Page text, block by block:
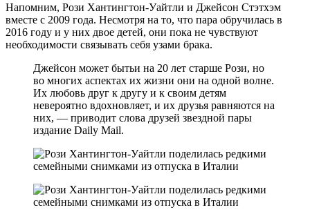
Напомним, Рози Хантингтон-Уайтли и Джейсон Стэтхэм
вместе с 2009 года. Несмотря на то, что пара обручилась в
2016 году и у них двое детей, они пока не чувствуют
необходимости связывать себя узами брака.
Джейсон может бытьи на 20 лет старше Рози, но
во многих аспектах их жизни они на одной волне.
Их любовь друг к другу и к своим детям
невероятно вдохновляет, и их друзья равняются на
них, — приводит слова друзей звездной пары
издание Daily Mail.